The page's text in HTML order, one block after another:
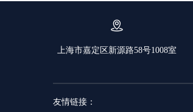
上海市嘉定区新源路58号1008室
友情链接：